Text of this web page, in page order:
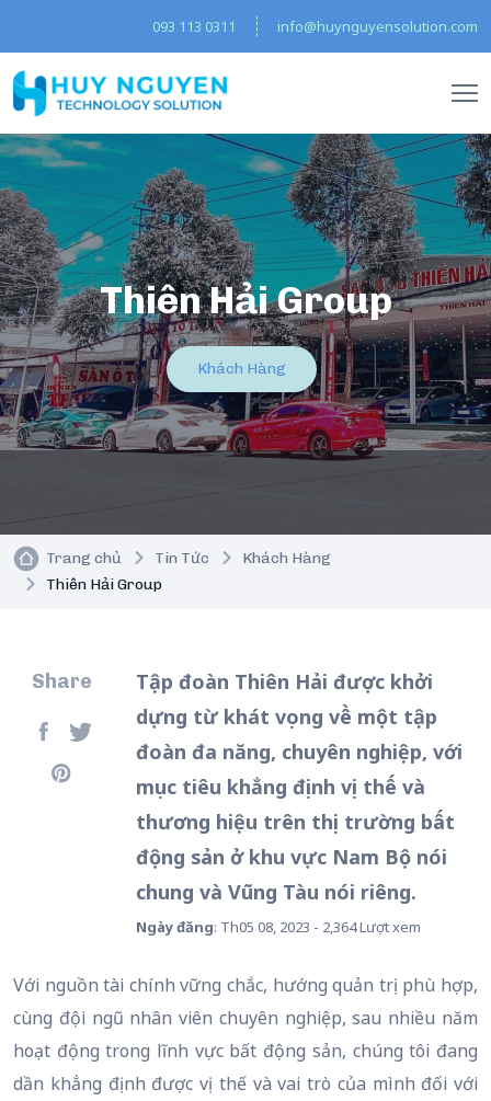
093 113 0311 info@huynguyensolution.com
Thiên Hải Group
Khách Hàng
Trang chủ Tin Tức
Khách Hàng
Thiên Hải Group
Share
Tập đoàn Thiên Hải được khởi
dựng từ khát vọng về một tập
đoàn đa năng, chuyên nghiệp, với
mục tiêu khẳng định vị thế và
thương hiệu trên thị trường bất
động sản ở khu vực Nam Bộ nói
chung và Vũng Tàu nói riêng.
Ngày đăng: Th05 08, 2023 - 2,364 Lượt xem
Với nguồn tài chính vững chắc, hướng quản trị phù hợp,
cùng đội ngũ nhân viên chuyên nghiệp, sau nhiều năm
hoạt động trong lĩnh vực bất động sản, chúng tôi đang
dần khẳng định được vị thế và vai trò của mình đối với